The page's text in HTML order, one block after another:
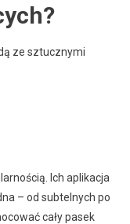
ze sztucznymi
Ich aplikacja
– od subtelnych po
cały pasek